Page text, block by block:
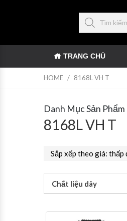
TRANG CHỦ
HOME / 8168L VH T
Danh Mục Sản Phẩm
8168L VH T
Chất liệu dây